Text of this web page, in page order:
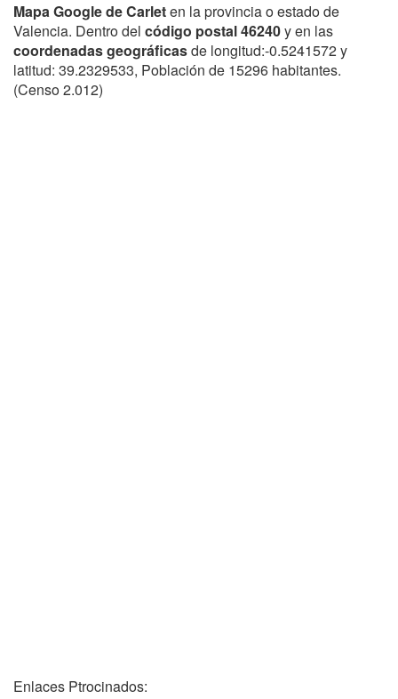
Mapa Google de Carleten la provincia o estado de
Valencia. Dentro del código postal 46240y en las
coordenadas geográficasde longitud:-0.5241572 y
latitud: 39.2329533, Población de 15296 habitantes.
(Censo 2.012)
Enlaces Ptrocinados: